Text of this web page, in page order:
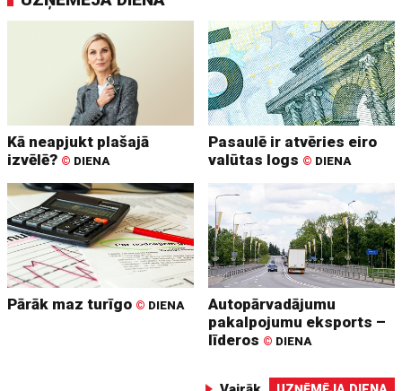
Kā neapjukt plašajā
izvēlē? © DIENA
Pasaulē ir atvēries eiro
valūtas logs © DIENA
Pārāk maz turīgo © DIENA
Autopārvadājumu
pakalpojumu eksports –
līderos © DIENA